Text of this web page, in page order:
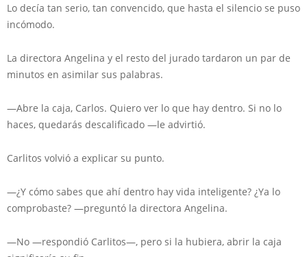
Lo decía tan serio, tan convencido, que hasta el silencio se puso
incómodo.
La directora Angelina y el resto del jurado tardaron un par de
minutos en asimilar sus palabras.
—Abre la caja, Carlos. Quiero ver lo que hay dentro. Si no lo
haces, quedarás descalificado —le advirtió.
Carlitos volvió a explicar su punto.
—¿Y cómo sabes que ahí dentro hay vida inteligente? ¿Ya lo
comprobaste? —preguntó la directora Angelina.
—No —respondió Carlitos—, pero si la hubiera, abrir la caja